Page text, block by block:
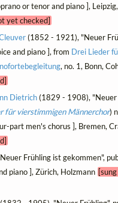
or tenor and piano ],
yet checked]
(1852 - 1921), "Neuer
and piano ], from Drei Lieder
, no. 1, Bonn,
Dietrich(1829 - 1908), "Neuer
für vierstimmigen Männerchor)
part men's chorus ], Bremen,
Frühling ist gekommen",
piano ], Zürich, Holzmann